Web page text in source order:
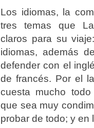
Los idiomas, la
tres temas que
claros para su
idiomas, además
defender con el
de francés. Por el
cuesta mucho
que sea muy
probar de todo; y en